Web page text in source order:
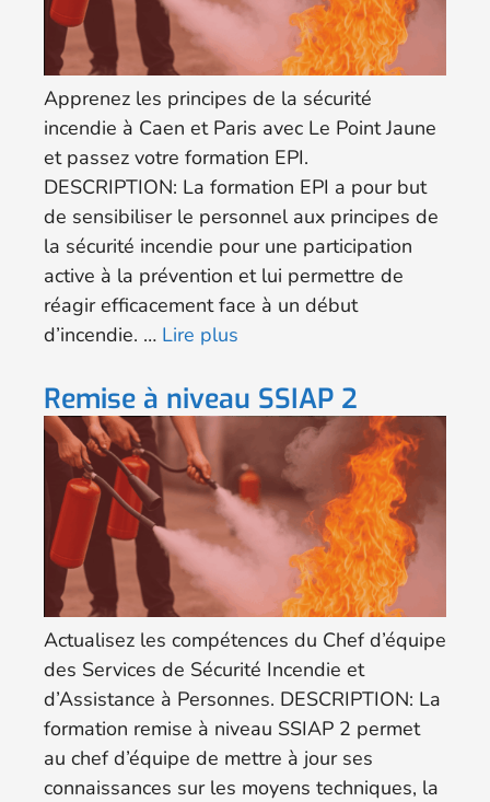
Apprenez les principes de la sécurité
incendie à Caen et Paris avec Le Point Jaune
et passez votre formation EPI.
DESCRIPTION: La formation EPI a pour but
de sensibiliser le personnel aux principes de
la sécurité incendie pour une participation
active à la prévention et lui permettre de
réagir efficacement face à un début
d’incendie. … Lire plus
Remise à niveau SSIAP 2
Actualisez les compétences du Chef d’équipe
des Services de Sécurité Incendie et
d’Assistance à Personnes. DESCRIPTION: La
formation remise à niveau SSIAP 2 permet
au chef d’équipe de mettre à jour ses
connaissances sur les moyens techniques, la